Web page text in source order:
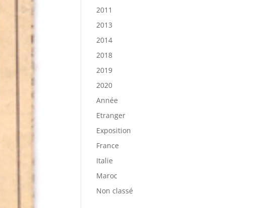
2011
2013
2014
2018
2019
2020
Année
Etranger
Exposition
France
Italie
Maroc
Non classé